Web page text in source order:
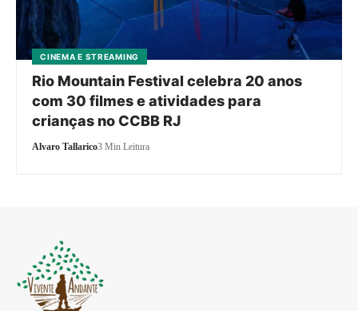
CINEMA E STREAMING
Rio Mountain Festival celebra 20 anos
com 30 filmes e atividades para
crianças no CCBB RJ
Alvaro Tallarico3 Min Leitura